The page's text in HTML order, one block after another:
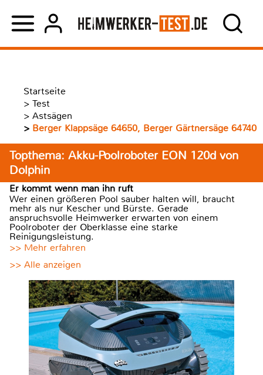
Startseite
> Test
> Astsägen
> Berger Klappsäge 64650, Berger Gärtnersäge 64740
Topthema: Akku-Poolroboter EON 120d von
Dolphin
Er kommt wenn man ihn ruft
Wer einen größeren Pool sauber halten will, braucht
mehr als nur Kescher und Bürste. Gerade
anspruchsvolle Heimwerker erwarten von einem
Poolroboter der Oberklasse eine starke
Reinigungsleistung.
>> Mehr erfahren
>> Alle anzeigen